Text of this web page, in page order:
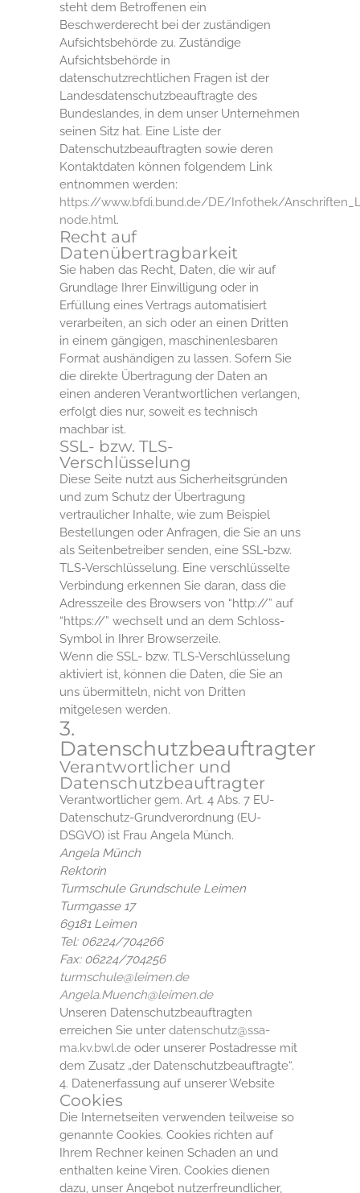
steht dem Betroffenen ein
Beschwerderecht bei der zuständigen
Aufsichtsbehörde zu. Zuständige
Aufsichtsbehörde in
datenschutzrechtlichen Fragen ist der
Landesdatenschutzbeauftragte des
Bundeslandes, in dem unser Unternehmen
seinen Sitz hat. Eine Liste der
Datenschutzbeauftragten sowie deren
Kontaktdaten können folgendem Link
entnommen werden:
https://www.bfdi.bund.de/DE/Infothek/
node.html.
Recht auf
Datenübertragbarkeit
Sie haben das Recht, Daten, die wir auf
Grundlage Ihrer Einwilligung oder in
Erfüllung eines Vertrags automatisiert
verarbeiten, an sich oder an einen Dritten
in einem gängigen, maschinenlesbaren
Format aushändigen zu lassen. Sofern Sie
die direkte Übertragung der Daten an
einen anderen Verantwortlichen verlangen,
erfolgt dies nur, soweit es technisch
machbar ist.
SSL- bzw. TLS-
Verschlüsselung
Diese Seite nutzt aus Sicherheitsgründen
und zum Schutz der Übertragung
vertraulicher Inhalte, wie zum Beispiel
Bestellungen oder Anfragen, die Sie an uns
als Seitenbetreiber senden, eine SSL-bzw.
TLS-Verschlüsselung. Eine verschlüsselte
Verbindung erkennen Sie daran, dass die
Adresszeile des Browsers von “http://” auf
“https://” wechselt und an dem Schloss-
Symbol in Ihrer Browserzeile.
Wenn die SSL- bzw. TLS-Verschlüsselung
aktiviert ist, können die Daten, die Sie an
uns übermitteln, nicht von Dritten
mitgelesen werden.
3.
Datenschutzbeauftragter
Verantwortlicher und
Datenschutzbeauftragter
Verantwortlicher gem. Art. 4 Abs. 7 EU-
Datenschutz-Grundverordnung (EU-
DSGVO) ist Frau Angela Münch.
Angela Münch
Rektorin
Turmschule Grundschule Leimen
Turmgasse 17
69181 Leimen
Tel: 06224/704266
Fax: 06224/704256
turmschule@leimen.de
Angela.Muench@leimen.de
Unseren Datenschutzbeauftragten
erreichen Sie unter datenschutz@ssa-
ma.kv.bwl.de oder unserer Postadresse mit
dem Zusatz „der Datenschutzbeauftragte“.
4. Datenerfassung auf unserer Website
Cookies
Die Internetseiten verwenden teilweise so
genannte Cookies. Cookies richten auf
Ihrem Rechner keinen Schaden an und
enthalten keine Viren. Cookies dienen
dazu, unser Angebot nutzerfreundlicher,